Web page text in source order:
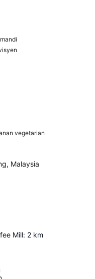
vegetarian
Malaysia
Mill: 2 km